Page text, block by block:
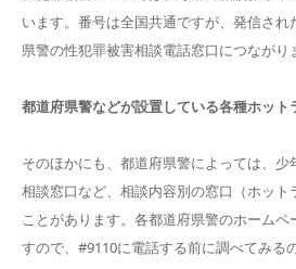
います。番号は全国共通ですが、発信さ
県警の性犯罪被害相談電話窓口につながり
都道府県警などが設置している各種ホット
そのほかにも、都道府県警によっては、
相談窓口など、相談内容別の窓口（ホット
ことがあります。各都道府県警のホームペ
すので、#9110に電話する前に調べてみる